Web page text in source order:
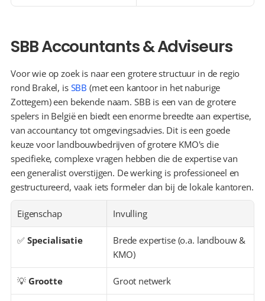
SBB Accountants & Adviseurs
Voor wie op zoek is naar een grotere structuur in de regio
rond Brakel, is SBB (met een kantoor in het naburige
Zottegem) een bekende naam. SBB is een van de grotere
spelers in België en biedt een enorme breedte aan expertise,
van accountancy tot omgevingsadvies. Dit is een goede
keuze voor landbouwbedrijven of grotere KMO's die
specifieke, complexe vragen hebben die de expertise van
een generalist overstijgen. De werking is professioneel en
gestructureerd, vaak iets formeler dan bij de lokale kantoren.
Eigenschap Invulling
✅ Specialisatie
Brede expertise (o.a. landbouw &
KMO)
💡 Grootte Groot netwerk